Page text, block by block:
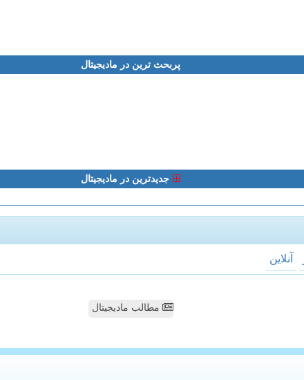
پربحث ترین در مادیجیتال
جدیدترین در مادیجیتال
آنلاین
مطالب مادیجیتال